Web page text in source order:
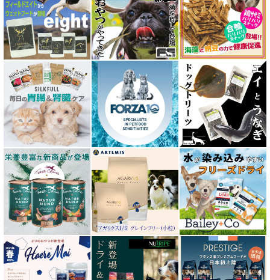
ウルフブラット WOLFSBLUT
エーワン AWAN DOG FOOD
エーにゃん Anyan 猫用おやつ
エクイリブリア EQUILIBRIA
エンパイア EMPIRE
オージー ラム プラス Aussie Lamb Plus
カントリーロード Country Roads
キアオラ kiaora
キャノフィラ
グリーンフィッシュ GreenFish